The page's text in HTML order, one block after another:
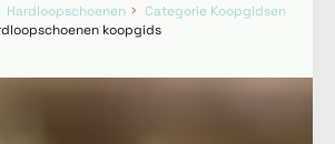
Hardloopschoenen
Categorie Koopgidsen
koopgids